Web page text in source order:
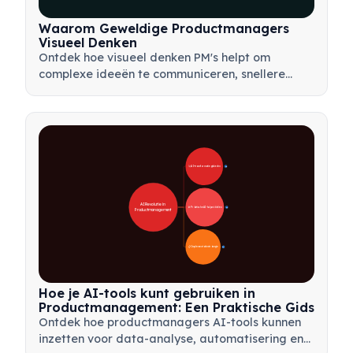
Waarom Geweldige Productmanagers
Visueel Denken
Ontdek hoe visueel denken PM's helpt om
complexe ideeën te communiceren, snellere
mindmaps en productbomen.
🚀 AI-transformatiegebieden
🛠️ Praktische AI-hulpmiddelen
📋 Implementatiestrategie
AI Revolutie in
Productmanagement
Hoe je AI-tools kunt gebruiken in
Productmanagement: Een Praktische Gids
Ontdek hoe productmanagers AI-tools kunnen
inzetten voor data-analyse, automatisering en